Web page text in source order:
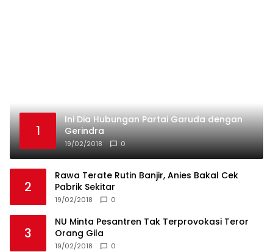
1
Ini Dia Hubungan Partai Garuda dengan
Gerindra
19/02/2018 0
2
Rawa Terate Rutin Banjir, Anies Bakal Cek
Pabrik Sekitar
19/02/2018 0
3
NU Minta Pesantren Tak Terprovokasi Teror
Orang Gila
19/02/2018 0